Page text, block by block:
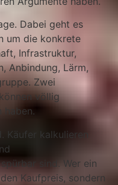
Dabei geht es
um die konkrete
Infrastruktur,
Anbindung, Lärm,
Zwei
völlig
haben.
kalkulieren
sind. Wer ein
Kaufpreis, sondern